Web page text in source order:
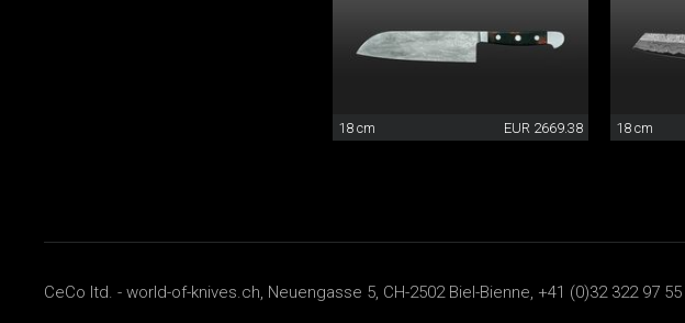
18 cm EUR 2669.38 18 cm
CeCo ltd. - world-of-knives.ch, Neuengasse 5, CH-2502 Biel-Bienne, +41 (0)32 322 97 55 |